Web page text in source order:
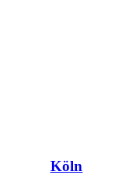
Köln